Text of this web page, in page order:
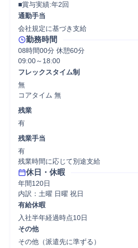
■賞与実績:年2回
通勤手当
会社規定に基づき支給
勤務時間
08時間00分 休憩60分
フレックスタイム制
無
コアタイム 無
残業
有
残業手当
有
残業時間に応じて別途支給
休日・休暇
年間120日
内訳：土曜 日曜 祝日
有給休暇
入社半年経過時点10日
その他
その他（派遣先に準ずる）